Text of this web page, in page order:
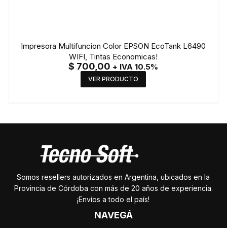
Impresora Multifuncion Color EPSON EcoTank L6490
WIFI, Tintas Economicas!
$ 700,00 + IVA 10.5%
VER PRODUCTO
Somos resellers autorizados en Argentina, ubicados en la
Provincia de Córdoba con más de 20 años de experiencia.
¡Envíos a todo el país!
NAVEGÁ